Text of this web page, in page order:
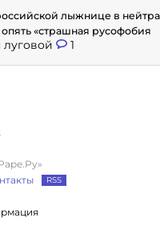
лыжнице в
опять «страшная русофобия
луговой 1
RSS